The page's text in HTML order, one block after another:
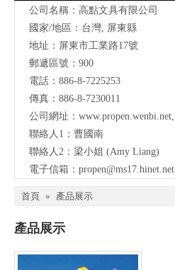
公司名稱：高點文具有限公司
國家/地區：台灣, 屏東縣
地址： 屏東市工業路17號
郵遞區號：900
電話：886-8-7225253
傳真：886-8-7230011
公司網址： www.propen.wenbi.net
聯絡人1：曹國南
聯絡人2：梁小姐 (Amy Liang)
電子信箱： propen@ms17.hinet.net
首頁 » 產品展示
產品展示